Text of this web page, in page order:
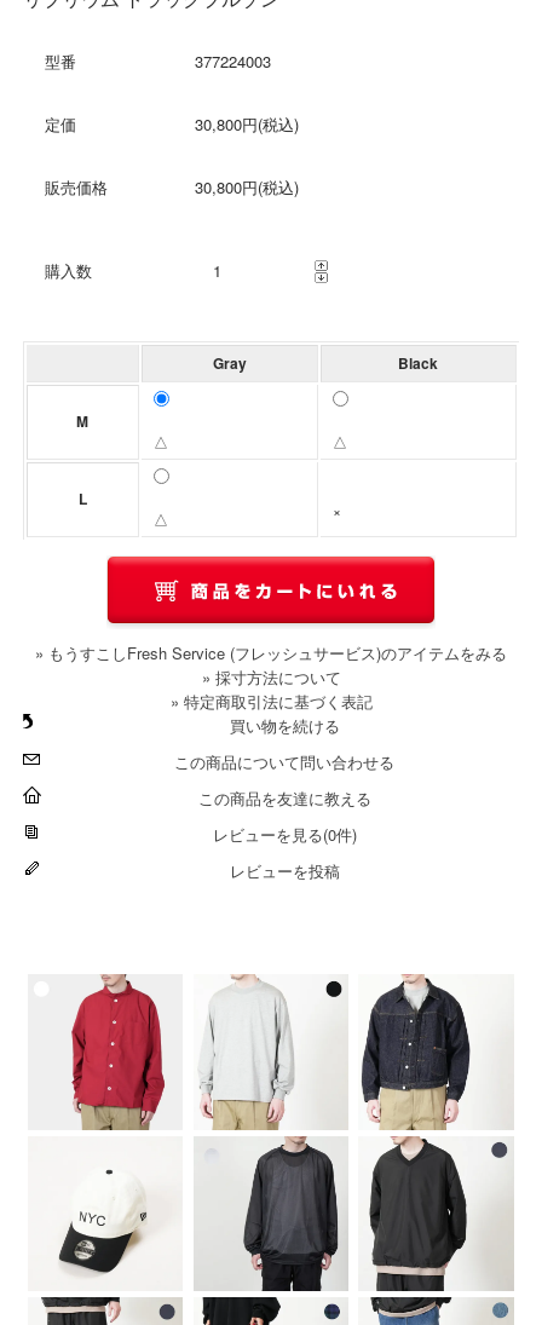
型番 377224003
定価 30,800円(税込)
販売価格 30,800円(税込)
購入数
» 採寸方法について
» 特定商取引法に基づく表記
買い物を続ける
この商品について問い合わせる
この商品を友達に教える
レビューを見る(0件)
レビューを投稿
Gray Black
M
△ △
L
△ ×
» もうすこしFresh Service (フレッシュサービス)のアイテムをみる